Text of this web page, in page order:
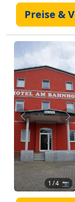
Preise &
Zurück
1 / 4 📷